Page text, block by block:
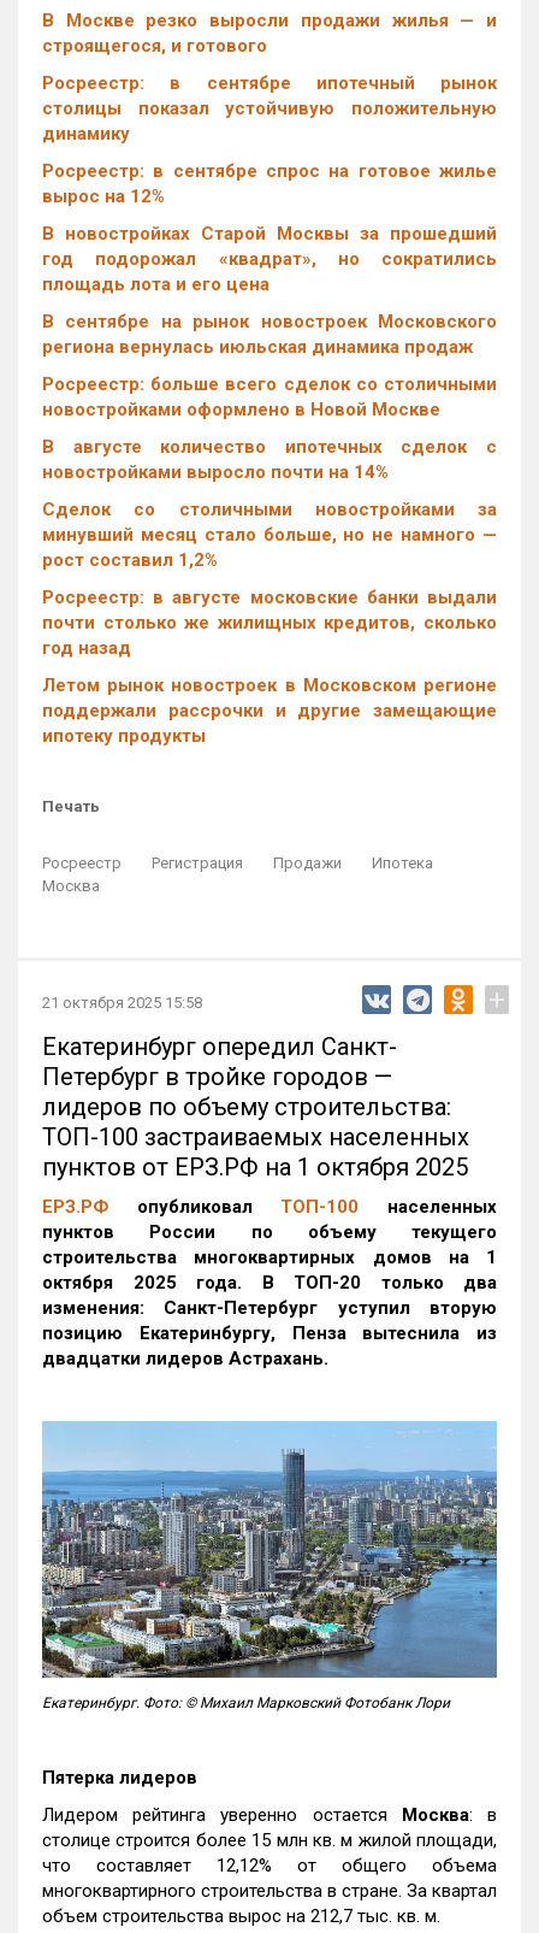
В Москве резко выросли продажи жилья — и
строящегося, и готового
Росреестр: в сентябре ипотечный рынок
столицы показал устойчивую положительную
динамику
Росреестр: в сентябре спрос на готовое жилье
вырос на 12%
В новостройках Старой Москвы за прошедший
год подорожал «квадрат», но сократились
площадь лота и его цена
В сентябре на рынок новостроек Московского
региона вернулась июльская динамика продаж
Росреестр: больше всего сделок со столичными
новостройками оформлено в Новой Москве
В августе количество ипотечных сделок с
новостройками выросло почти на 14%
Cделок со столичными новостройками за
минувший месяц стало больше, но не намного —
рост составил 1,2%
Росреестр: в августе московские банки выдали
почти столько же жилищных кредитов, сколько
год назад
Летом рынок новостроек в Московском регионе
поддержали рассрочки и другие замещающие
ипотеку продукты
Печать
Росреестр Регистрация Продажи
Ипотека
Москва
21 октября 2025 15:58 +
Екатеринбург опередил Санкт-
Петербург в тройке городов —
лидеров по объему строительства:
ТОП-100 застраиваемых населенных
пунктов от ЕРЗ.РФ на 1 октября 2025
ЕРЗ.РФ опубликовал ТОП-100 населенных
пунктов России по объему текущего
строительства многоквартирных домов на 1
октября 2025 года. В ТОП-20 только два
изменения: Санкт-Петербург уступил вторую
позицию Екатеринбургу, Пенза вытеснила из
двадцатки лидеров Астрахань.
Екатеринбург. Фото: © Михаил Марковский Фотобанк Лори
Пятерка лидеров
Лидером рейтинга уверенно остается Москва: в
столице строится более 15 млн кв. м жилой площади,
что составляет 12,12% от общего объема
многоквартирного строительства в стране. За квартал
объем строительства вырос на 212,7 тыс. кв. м.